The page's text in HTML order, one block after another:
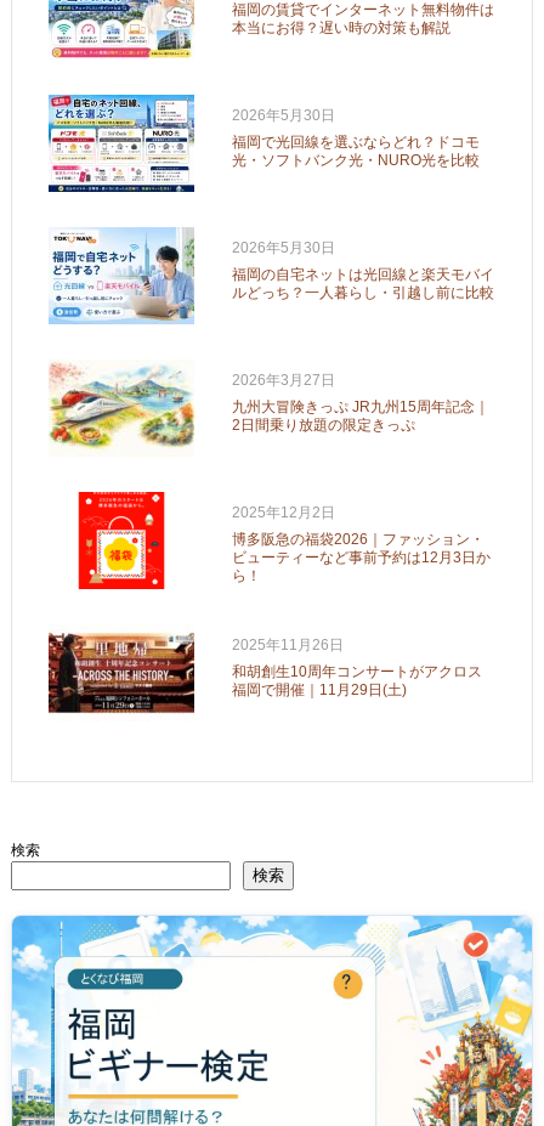
福岡の賃貸でインターネット無料物件は
本当にお得？遅い時の対策も解説
2026年5月30日
福岡で光回線を選ぶならどれ？ドコモ
光・ソフトバンク光・NURO光を比較
2026年5月30日
福岡の自宅ネットは光回線と楽天モバイ
ルどっち？一人暮らし・引越し前に比較
2026年3月27日
九州大冒険きっぷ JR九州15周年記念｜
2日間乗り放題の限定きっぷ
2025年12月2日
博多阪急の福袋2026｜ファッション・
ビューティーなど事前予約は12月3日か
ら！
2025年11月26日
和胡創生10周年コンサートがアクロス
福岡で開催｜11月29日(土)
検索
検索